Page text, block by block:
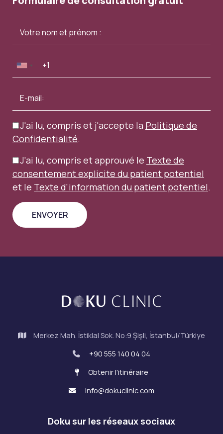
J'ai lu, compris et j'accepte la Politique de
Confidentialité.
J'ai lu, compris et approuvé le Texte de
consentement explicite du patient potentiel
et le Texte d'information du patient potentiel.
Merkez Mah. İstiklal Sok. No:9 Şişli, İstanbul/Türkiye
+90 555 140 04 04
Obtenir l'itinéraire
info@dokuclinic.com
Doku sur les réseaux sociaux